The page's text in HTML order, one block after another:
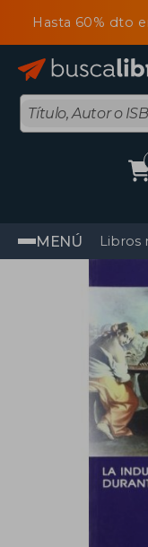
Hasta 60% dto
MENÚ Libros